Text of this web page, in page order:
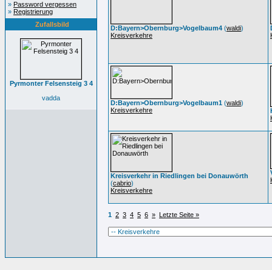
» Password vergessen
» Registrierung
Zufallsbild
Pyrmonter Felsensteig 3 4
vadda
D:Bayern>Obernburg>Vogelbaum4 (waldi)
Kreisverkehre
D:Bayern>Obernburg>Vogelbaum1 (waldi)
Kreisverkehre
Kreisverkehr in Riedlingen bei Donauwörth
(cabrio)
Kreisverkehre
1 2 3 4 5 6 » Letzte Seite »